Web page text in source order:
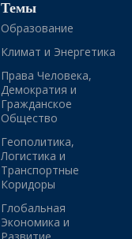
Темы
Образование
Климат и Энергетика
Права Человека,
Демократия и
Гражданское
Общество
Геополитика,
Логистика и
Транспортные
Коридоры
Глобальная
Экономика и